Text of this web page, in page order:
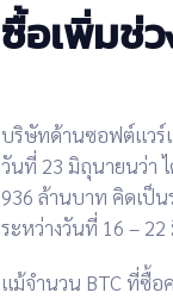
ซื้อเพิ่มช่
บริษัทด้านซอฟต์แวร์
วันที่ 23 มิถุนายนว่า
936 ล้านบาท คิดเป็
ระหว่างวันที่ 16 –
แม้จำนวน BTC ที่ซื้อ